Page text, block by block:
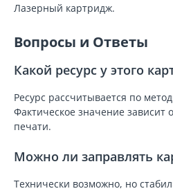
Лазерный картридж.
Вопросы и Ответы
Какой ресурс у этого
Ресурс рассчитывается по
Фактическое значение зависит
печати.
Можно ли заправлять
Технически возможно, но